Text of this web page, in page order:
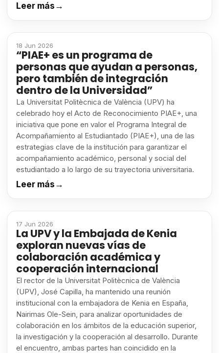
Leer más→
18 Jun 2026
“PIAE+ es un programa de
personas que ayudan a personas,
pero también de integración
dentro de la Universidad”
La Universitat Politècnica de València (UPV) ha
celebrado hoy el Acto de Reconocimiento PIAE+, una
iniciativa que pone en valor el Programa Integral de
Acompañamiento al Estudiantado (PIAE+), una de las
estrategias clave de la institución para garantizar el
acompañamiento académico, personal y social del
estudiantado a lo largo de su trayectoria universitaria.
Leer más→
17 Jun 2026
La UPV y la Embajada de Kenia
exploran nuevas vías de
colaboración académica y
cooperación internacional
El rector de la Universitat Politècnica de València
(UPV), José Capilla, ha mantenido una reunión
institucional con la embajadora de Kenia en España,
Nairimas Ole-Sein, para analizar oportunidades de
colaboración en los ámbitos de la educación superior,
la investigación y la cooperación al desarrollo. Durante
el encuentro, ambas partes han coincidido en la